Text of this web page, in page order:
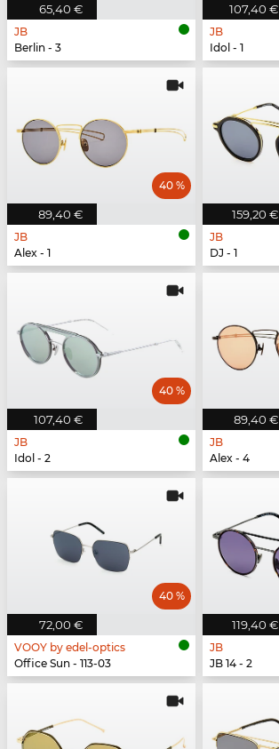
65,40 €
JB
Berlin - 3
107,40 €
JB
Idol - 1
89,40 €
40 %
JB
Alex - 1
159,20 €
JB
DJ - 1
107,40 €
40 %
JB
Idol - 2
89,40 €
JB
Alex - 4
72,00 €
40 %
VOOY by edel-optics
Office Sun - 113-03
119,40 €
JB
JB 14 - 2